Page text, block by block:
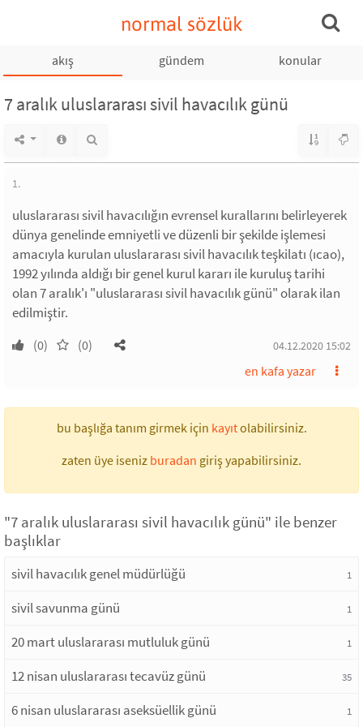
normal sözlük
akış gündem konular
7 aralık uluslararası sivil havacılık günü
1.
uluslararası sivil havacılığın evrensel kurallarını belirleyerek
dünya genelinde emniyetli ve düzenli bir şekilde işlemesi
amacıyla kurulan uluslararası sivil havacılık teşkilatı (ıcao),
1992 yılında aldığı bir genel kurul kararı ile kuruluş tarihi
olan 7 aralık'ı "uluslararası sivil havacılık günü" olarak ilan
edilmiştir.
(0) (0) 04.12.2020 15:02
en kafa yazar
bu başlığa tanım girmek için kayıtolabilirsiniz.
zaten üye iseniz buradan giriş yapabilirsiniz.
"7 aralık uluslararası sivil havacılık günü" ile benzer
başlıklar
sivil havacılık genel müdürlüğü 1
sivil savunma günü 1
20 mart uluslararası mutluluk günü 1
12 nisan uluslararası tecavüz günü 35
6 nisan uluslararası aseksüellik günü 1